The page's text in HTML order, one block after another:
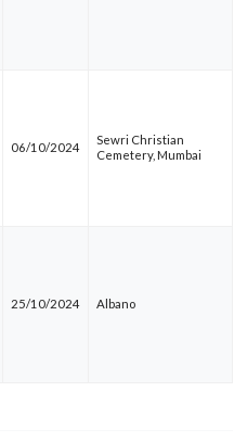
06/10/2024
Sewri Christian
Cemetery, Mumbai
25/10/2024 Albano